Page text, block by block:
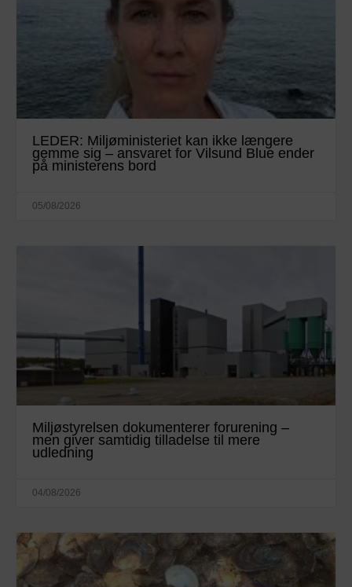
LEDER: Miljøministeriet kan ikke længere
gemme sig – ansvaret for Vilsund Blue ender
på ministerens bord
05/08/2026
Miljøstyrelsen dokumenterer forurening –
men giver samtidig tilladelse til mere
udledning
04/08/2026